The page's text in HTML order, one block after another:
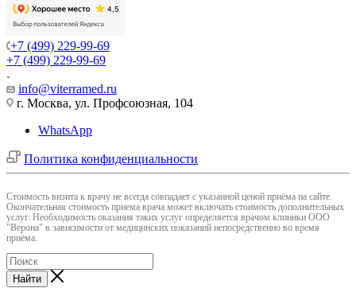
+7 (499) 229-99-69
+7 (499) 229-99-69
info@viterramed.ru
г. Москва, ул. Профсоюзная, 104
WhatsApp
Политика конфиденциальности
Cтоимость визита к врачу не всегда совпадает с указанной ценой приёма на сайте.
Окончательная стоимость приема врача может включать стоимость дополнительных
услуг. Необходимость оказания таких услуг определяется врачом клиники ООО
"Верона" в зависимости от медицинских показаний непосредственно во время
приёма.
Найти